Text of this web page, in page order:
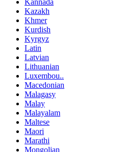
Kannada
Kazakh
Khmer
Kurdish
Kyrgyz
Latin
Latvian
Lithuanian
Luxembou..
Macedonian
Malagasy
Malay
Malayalam
Maltese
Maori
Marathi
Mongolian